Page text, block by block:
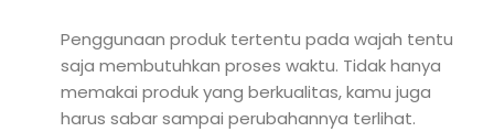
Penggunaan produk tertentu pada wajah tentu
saja membutuhkan proses waktu. Tidak hanya
memakai produk yang berkualitas, kamu juga
harus sabar sampai perubahannya terlihat.